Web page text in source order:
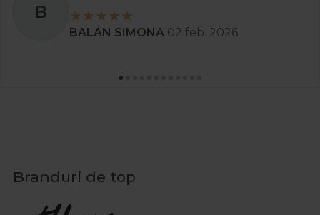
B
BALAN SIMONA 02 feb. 2026
Branduri de top